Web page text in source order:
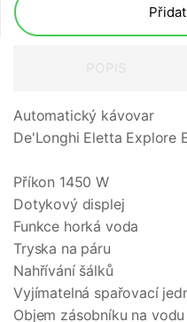
Automatický kávovar
De'Longhi Eletta Explore
Příkon 1450 W
Dotykový displej
Funkce horká voda
Tryska na páru
Nahřívání šálků
Vyjímatelná spařovací
Objem zásobníku na vodu